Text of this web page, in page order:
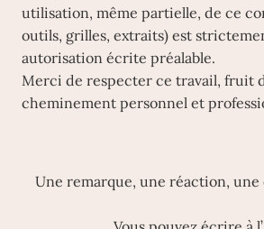
utilisation, même partielle, de ce
outils, grilles, extraits) est
autorisation écrite préalable.
Merci de respecter ce travail, fruit
cheminement personnel et
Une remarque, une réaction,